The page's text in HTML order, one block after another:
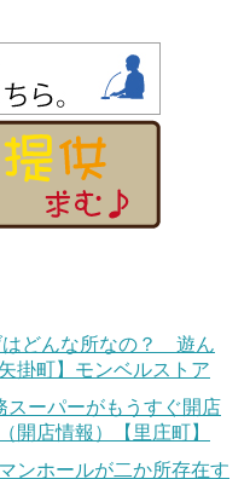
はどんな所なの？ 遊ん
掛町】モンベルストア
スーパーがもうすぐ開店
開店情報）【里庄町】
ンホールが二か所存在す